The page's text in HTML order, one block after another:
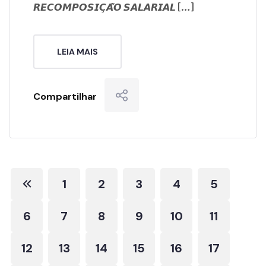
𝙍𝙀𝘾𝙊𝙈𝙋𝙊𝙎𝙄𝘾̧𝘼̃𝙊 𝙎𝘼𝙇𝘼𝙍𝙄𝘼𝙇 […]
LEIA MAIS
Compartilhar
1 2 3 4 5
6 7 8 9 10 11
12 13 14 15 16 17